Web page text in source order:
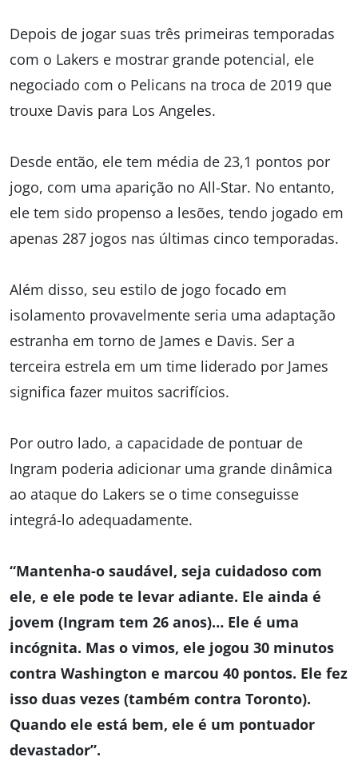
Depois de jogar suas três primeiras temporadas
com o Lakers e mostrar grande potencial, ele
negociado com o Pelicans na troca de 2019 que
trouxe Davis para Los Angeles.
Desde então, ele tem média de 23,1 pontos por
jogo, com uma aparição no All-Star. No entanto,
ele tem sido propenso a lesões, tendo jogado em
apenas 287 jogos nas últimas cinco temporadas.
Além disso, seu estilo de jogo focado em
isolamento provavelmente seria uma adaptação
estranha em torno de James e Davis. Ser a
terceira estrela em um time liderado por James
significa fazer muitos sacrifícios.
Por outro lado, a capacidade de pontuar de
Ingram poderia adicionar uma grande dinâmica
ao ataque do Lakers se o time conseguisse
integrá-lo adequadamente.
“Mantenha-o saudável, seja cuidadoso com
ele, e ele pode te levar adiante. Ele ainda é
jovem (Ingram tem 26 anos)… Ele é uma
incógnita. Mas o vimos, ele jogou 30 minutos
contra Washington e marcou 40 pontos. Ele fez
isso duas vezes (também contra Toronto).
Quando ele está bem, ele é um pontuador
devastador”.